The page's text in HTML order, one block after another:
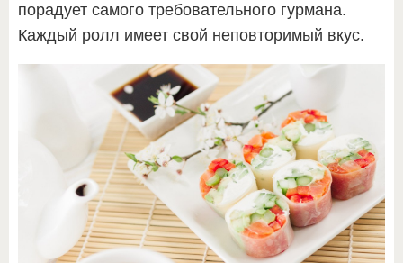
порадует самого требовательного гурмана.
Каждый ролл имеет свой неповторимый вкус.